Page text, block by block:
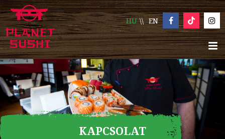
HU EN
KAPCSOLAT